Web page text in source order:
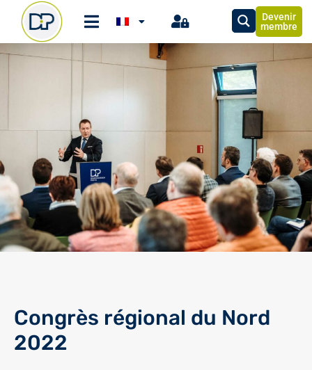
Devenir
membre
Congrès régional du Nord
2022